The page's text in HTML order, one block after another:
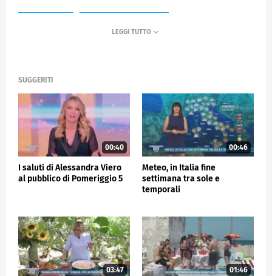
SUGGERITI
00:40
I saluti di Alessandra Viero
al pubblico di Pomeriggio 5
00:46
Meteo, in Italia fine
settimana tra sole e
temporali
03:47 01:46